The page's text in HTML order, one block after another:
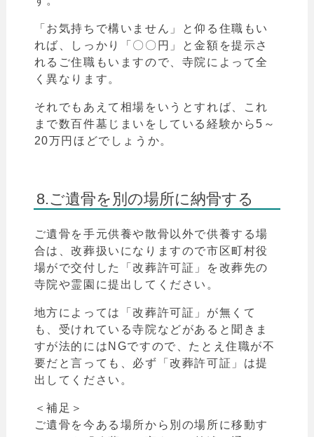
「お気持ちで構いません」と仰る住職もい
れば、しっかり
「 〇〇円」と金額を提示さ
れるご住職もいますので、寺院によって全
く異なります。
それでもあえて相場をいうとすれば、これ
まで数百件墓じまいをしている経験から5～
20万円ほどでしょうか。
8.ご遺骨を別の場所に納骨する
ご遺骨を手元供養や散骨以外で供養する場
合は、改葬扱いになりますので市区町村役
場がで交付した「改葬許可証」を改葬先の
寺院や霊園に提出してください。
地方によっては 「改葬許可証」が無くて
も、受けれている寺院などがあると聞きま
すが法的にはNGですので、たとえ住職が不
要だと言っても、必ず 「改葬許可証」は提
出してください。
＜補足＞
ご遺骨を今ある場所から別の場所に移動す